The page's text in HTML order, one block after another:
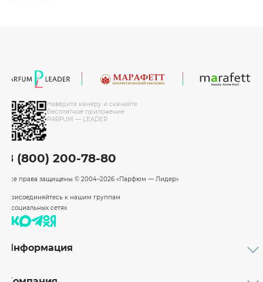
Наведите камеру и скачайте
бесплатное приложение
PARFUM — LEADER
8 (800) 200-78-80
Все права защищены © 2004–2026 «Парфюм — Лидер»
Присоединяйтесь к нашим группам
в социальных сетях
Информация